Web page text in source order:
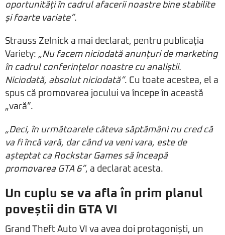
oportunități în cadrul afacerii noastre bine stabilite
și foarte variate”.
Strauss Zelnick a mai declarat, pentru publicația
Variety: „Nu facem niciodată anunțuri de marketing
în cadrul conferințelor noastre cu analiștii.
Niciodată, absolut niciodată”. Cu toate acestea, el a
spus că promovarea jocului va începe în această
„vară”.
„Deci, în următoarele câteva săptămâni nu cred că
va fi încă vară, dar când va veni vara, este de
așteptat ca Rockstar Games să înceapă
promovarea GTA 6”, a declarat acesta.
Un cuplu se va afla în prim planul
poveștii din GTA VI
Grand Theft Auto VI va avea doi protagoniști, un